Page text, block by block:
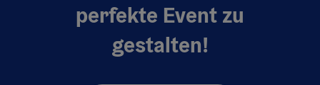
perfekte Event zu
gestalten!